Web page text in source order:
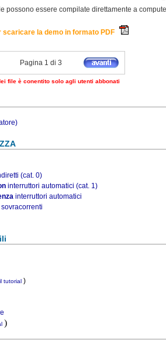
possono essere compilate direttamente a
scaricare la demo in formato PDF
Pagina 1 di 3
file è conentito solo agli utenti abbonati
(cat. 0)
interruttori automatici (cat. 1)
interruttori automatici
tutorial )
)